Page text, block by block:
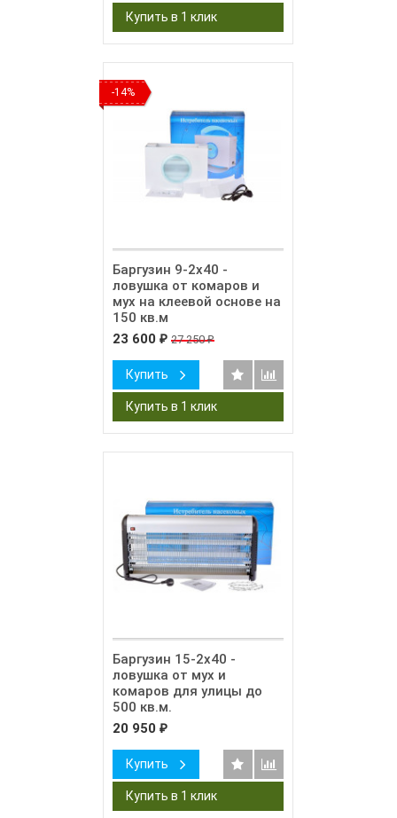
-14%
Баргузин 9-2х40 -
ловушка от комаров и
мух на клеевой основе на
150 кв.м
23 600 ₽ 27 250₽
Купить
Баргузин 15-2x40 -
ловушка от мух и
комаров для улицы до
500 кв.м.
20 950 ₽
Купить